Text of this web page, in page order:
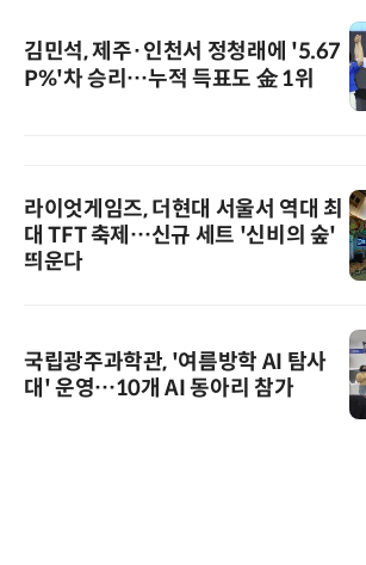
김민석, 제주·인천서 정청래에 '5.67
P%'차 승리…누적 득표도 金 1위
라이엇게임즈, 더현대 서울서 역대 최
대 TFT 축제…신규 세트 '신비의 숲'
띄운다
국립광주과학관, '여름방학 AI 탐사
대' 운영…10개 AI 동아리 참가